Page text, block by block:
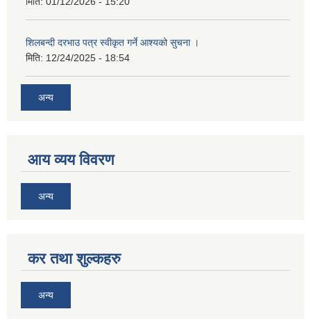
शिलबन्दी दरभाउ पत्र स्वीकृत गर्ने आश्यको सुचना ।
मिति: 12/24/2025 - 18:54
अन्य
आय व्यय विवरण
अन्य
कर तथा शुल्कहरु
अन्य